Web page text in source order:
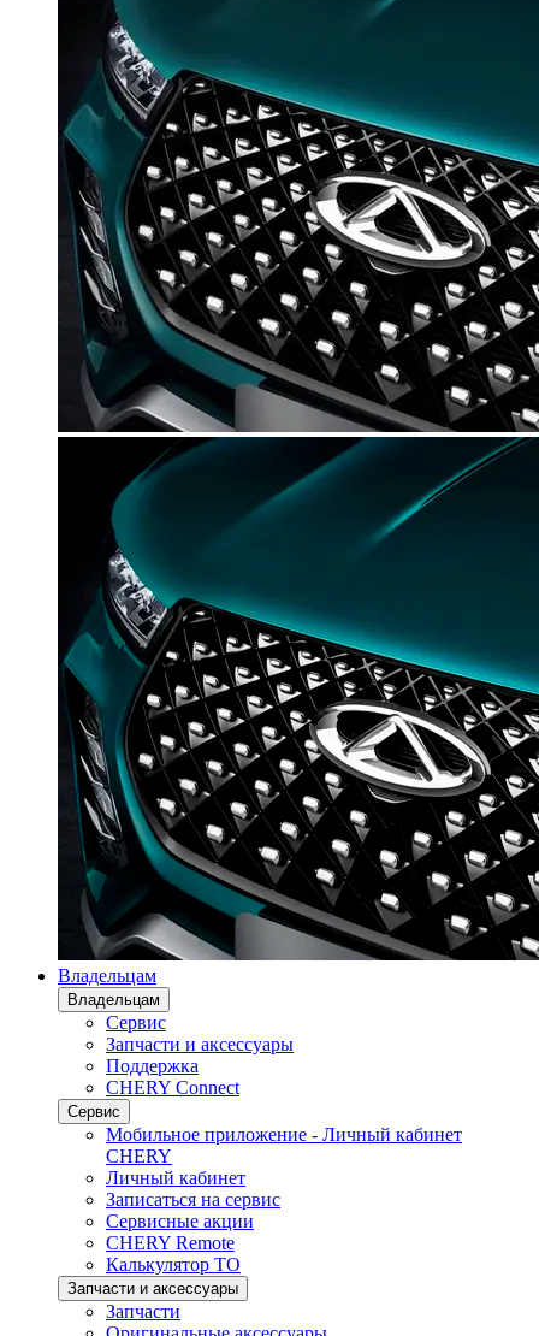
Владельцам
Владельцам
Сервис
Запчасти и аксессуары
Поддержка
CHERY Connect
Сервис
Мобильное приложение - Личный кабинет
CHERY
Личный кабинет
Записаться на сервис
Сервисные акции
CHERY Remote
Калькулятор ТО
Запчасти и аксессуары
Запчасти